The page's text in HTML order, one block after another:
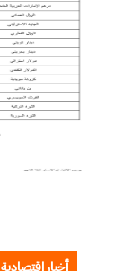
أخبار اقتصادية